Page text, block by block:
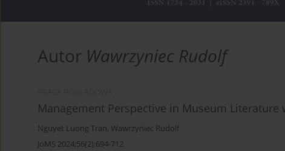
Autor Wawrzyniec Rudolf
Management Perspective in Museum
Nguyet Luong Tran, Wawrzyniec Rudolf
JoMS 2024;56(2):694-712